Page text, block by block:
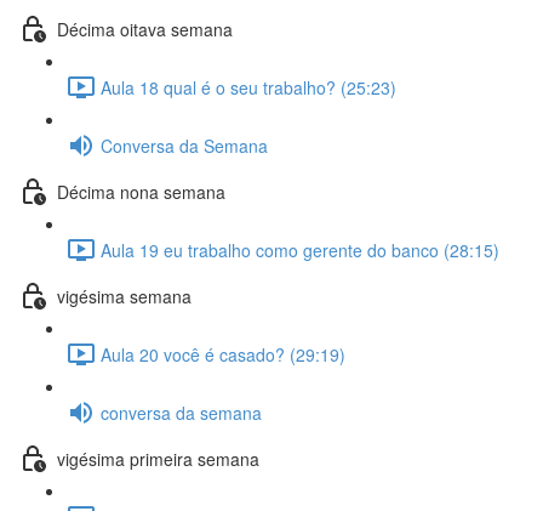
Décima oitava semana
Aula 18 qual é o seu trabalho? (25:23)
Conversa da Semana
Décima nona semana
Aula 19 eu trabalho como gerente do banco (28:15)
vigésima semana
Aula 20 você é casado? (29:19)
conversa da semana
vigésima primeira semana